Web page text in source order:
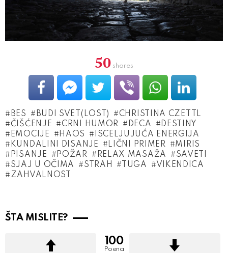
50 shares
BES BUDI SVET(LOST)
CHRISTINA CZETTL
ČIŠĆENJE
CRNI HUMOR DECA
DESTINY
EMOCIJE
HAOS
ISCELJUJUĆA ENERGIJA
KUNDALINI DISANJE
LIČNI PRIMER
MIRIS
PISANJE
POŽAR RELAX MASAŽA
SAVETI
SJAJ U OČIMA
STRAH TUGA
VIKENDICA
ZAHVALNOST
ŠTA MISLITE?
100
Poena